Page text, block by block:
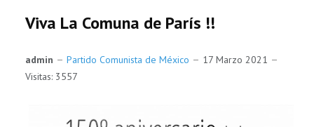
Viva La Comuna de París !!
admin Partido Comunista de México
17 Marzo 2021
Visitas: 3557